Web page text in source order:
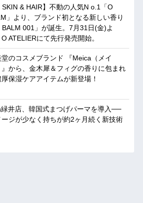
SKIN & HAIR】不動の人気N o.1「O
」より、ブランド初となる新しい香り
BALM 001」が誕生。7月31日(金)よ
O ATELIERにて先行発売開始。
のコスメブランド 『Meica（メイ
』から、金木犀＆フィグの香りに包まれ
厚保湿ケアアイテムが新登場！
井店、韓国式まつげパーマを導入──
ージが少なく持ちが約2ヶ月続く新技術